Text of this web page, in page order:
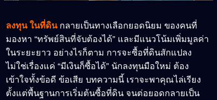
ลงทุน ในที่ดินกลายเป็นทางเลือกยอดนิยม ของคนที่
มองหา “ทรัพย์สินที่จับต้องได้” และมีแนวโน้มเพิ่มมูลค่า
ในระยะยาว อย่างไรก็ตาม การจะซื้อที่ดินสักแปลง
ไม่ใช่เรื่องแค่ “มีเงินก็ซื้อได้” นักลงทุนมือใหม่ ต้อง
เข้าใจทั้งข้อดี ข้อเสีย บทความนี้ เราจะพาคุณไล่เรียง
ตั้งแต่พื้นฐานการเริ่มต้นซื้อที่ดิน จนต่อยอดกลายเป็น